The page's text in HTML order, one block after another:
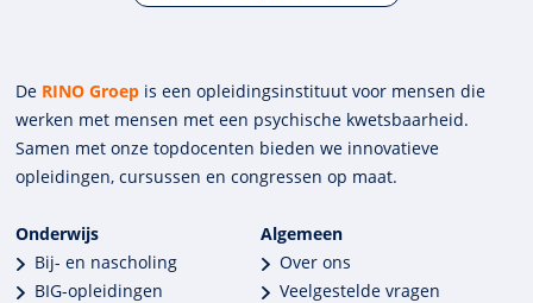
De RINO Groep is een opleidings­insti­tuut voor mensen die
werken met mensen met een psychische kwets­baar­heid.
Samen met onze top­docenten bieden we innova­tieve
opleidingen, cursussen en congres­sen op maat.
Onderwijs
Bij- en nascholing
BIG-opleidingen
Algemeen
Over ons
Veelgestelde vragen